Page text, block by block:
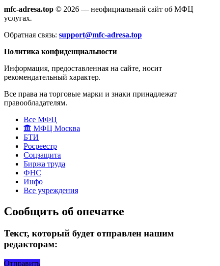
mfc-adresa.top © 2026 — неофициальный сайт об МФЦ
услугах.
Обратная связь: support@mfc-adresa.top
Политика конфиденциальности
Информация, предоставленная на сайте, носит
рекомендательный характер.
Все права на торговые марки и знаки принадлежат
правообладателям.
Все МФЦ
МФЦ Москва
БТИ
Росреестр
Соцзащита
Биржа труда
ФНС
Инфо
Все учреждения
Сообщить об опечатке
Текст, который будет отправлен нашим
редакторам:
Отправить